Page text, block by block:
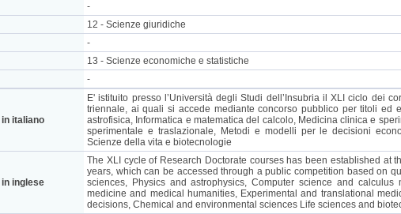
-
12 - Scienze giuridiche
-
13 - Scienze economiche e statistiche
-
italiano
E' istituito presso l’Università degli Studi dell’Insubria il XLI ciclo dei
triennale, ai quali si accede mediante concorso pubblico per titoli ed
astrofisica, Informatica e matematica del calcolo, Medicina clinica e
sperimentale e traslazionale, Metodi e modelli per le decisioni
Scienze della vita e biotecnologie
inglese
The XLI cycle of Research Doctorate courses has been established at
years, which can be accessed through a public competition based on
sciences, Physics and astrophysics, Computer science and calculus
medicine and medical humanities, Experimental and translational
decisions, Chemical and environmental sciences Life sciences and